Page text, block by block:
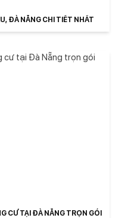
ĐÀ NẴNG CHI TIẾT NHẤT
CƯ TẠI ĐÀ NẴNG TRỌN GÓI